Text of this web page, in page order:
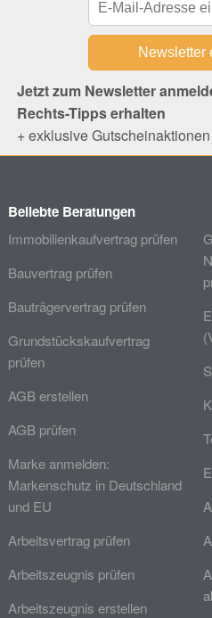
Jetzt zum Newsletter
Rechts-Tipps erhalten
+ exklusive
Beliebte Beratungen
Immobilienkaufvertrag prüfen
Bauvertrag prüfen
Bauträgervertrag prüfen
Grundstückskaufvertrag
prüfen
AGB erstellen
AGB prüfen
Marke anmelden:
Markenschutz in Deutschland
und EU
Arbeitsvertrag prüfen
Arbeitszeugnis prüfen
Arbeitszeugnis erstellen